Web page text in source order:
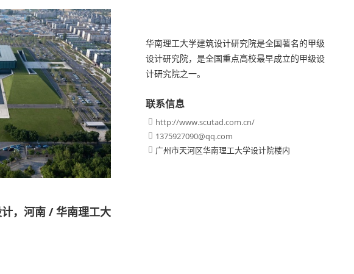
，河南 / 华南理工大
华南理工大学建筑设计研究院是全国著名的甲级
设计研究院，是全国重点高校最早成立的甲级设
计研究院之一。
联系信息
 http://www.scutad.com.cn/
 1375927090@qq.com
 广州市天河区华南理工大学设计院楼内